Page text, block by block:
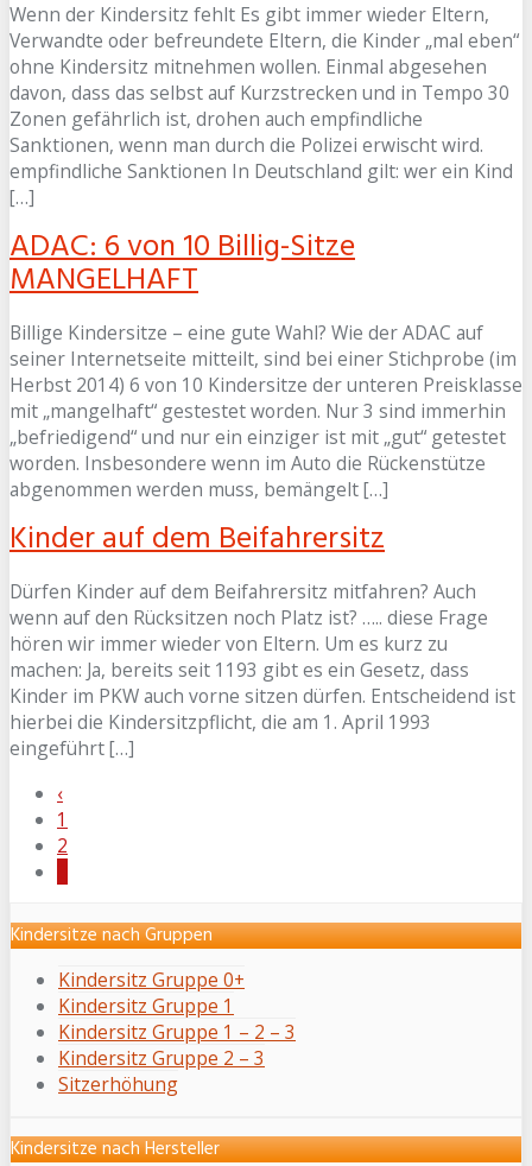
Wenn der Kindersitz fehlt Es gibt immer wieder Eltern,
Verwandte oder befreundete Eltern, die Kinder „mal eben“
ohne Kindersitz mitnehmen wollen. Einmal abgesehen
davon, dass das selbst auf Kurzstrecken und in Tempo 30
Zonen gefährlich ist, drohen auch empfindliche
Sanktionen, wenn man durch die Polizei erwischt wird.
empfindliche Sanktionen In Deutschland gilt: wer ein Kind
[…]
ADAC: 6 von 10 Billig-Sitze
MANGELHAFT
Billige Kindersitze – eine gute Wahl? Wie der ADAC auf
seiner Internetseite mitteilt, sind bei einer Stichprobe (im
Herbst 2014) 6 von 10 Kindersitze der unteren Preisklasse
mit „mangelhaft“ gestestet worden. Nur 3 sind immerhin
„befriedigend“ und nur ein einziger ist mit „gut“ getestet
worden. Insbesondere wenn im Auto die Rückenstütze
abgenommen werden muss, bemängelt […]
Kinder auf dem Beifahrersitz
Dürfen Kinder auf dem Beifahrersitz mitfahren? Auch
wenn auf den Rücksitzen noch Platz ist? ….. diese Frage
hören wir immer wieder von Eltern. Um es kurz zu
machen: Ja, bereits seit 1193 gibt es ein Gesetz, dass
Kinder im PKW auch vorne sitzen dürfen. Entscheidend ist
hierbei die Kindersitzpflicht, die am 1. April 1993
eingeführt […]
‹
1
2
Kindersitze nach Gruppen
Kindersitz Gruppe 0+
Kindersitz Gruppe 1
Kindersitz Gruppe 1 – 2 – 3
Kindersitz Gruppe 2 – 3
Sitzerhöhung
Kindersitze nach Hersteller